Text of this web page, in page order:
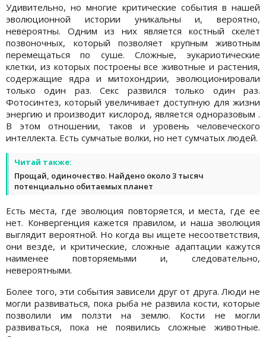
Удивительно, но многие критические события в нашей
эволюционной истории уникальны и, вероятно,
невероятны. Одним из них является костный скелет
позвоночных, который позволяет крупным животным
перемещаться по суше. Сложные, эукариотические
клетки, из которых построены все животные и растения,
содержащие ядра и митохондрии, эволюционировали
только один раз. Секс развился только один раз.
Фотосинтез, который увеличивает доступную для жизни
энергию и производит кислород, является одноразовым .
В этом отношении, таков и уровень человеческого
интеллекта. Есть сумчатые волки, но нет сумчатых людей.
Читай также:
Прощай, одиночество. Найдено около 3 тысяч
потенциально обитаемых планет
Есть места, где эволюция повторяется, и места, где ее
нет. Конвергенция кажется правилом, и наша эволюция
выглядит вероятной. Но когда вы ищете несоответствия,
они везде, и критические, сложные адаптации кажутся
наименее повторяемыми и, следовательно,
невероятными.
Более того, эти события зависели друг от друга. Люди не
могли развиваться, пока рыба не развила кости, которые
позволили им ползти на землю. Кости не могли
развиваться, пока не появились сложные животные.